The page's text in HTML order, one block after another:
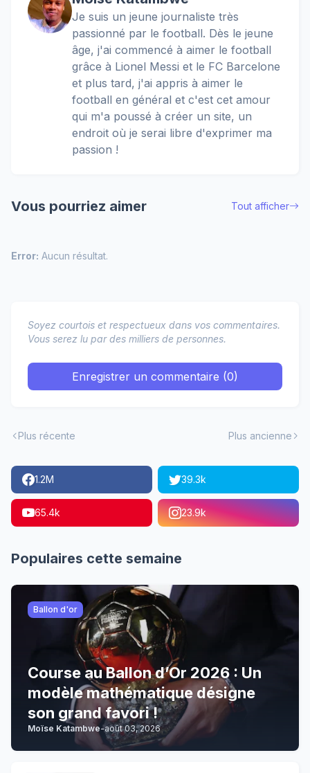
Je suis un jeune journaliste très
passionné par le football. Dès le jeune
âge, j'ai commencé à aimer le football
grâce à Lionel Messi et le FC Barcelone
et plus tard, j'ai appris à aimer le
football en général et c'est cet amour
qui m'a poussé à créer un site, un
endroit où je serai libre d'exprimer ma
passion !
Vous pourriez aimer Tout afficher
Error: Aucun résultat.
Soyez courtois et respectueux dans vos commentaires.
Vous serez lu par des milliers de personnes.
Enregistrer un commentaire (0)
Plus récente Plus ancienne
1.2M 39.3k
65.4k 23.9k
Populaires cette semaine
Ballon d'or
Course au Ballon d’Or 2026 : Un
modèle mathématique désigne
son grand favori !
Moïse Katambwe-août 03, 2026